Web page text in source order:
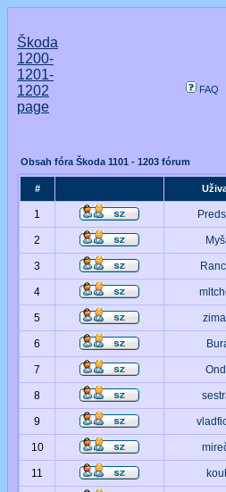
Škoda
1200-
1201-
1202
page
FAQ
Obsah fóra Škoda 1101 - 1203 fórum
#
1
2
3
4
5
6
7
8
9
10
11